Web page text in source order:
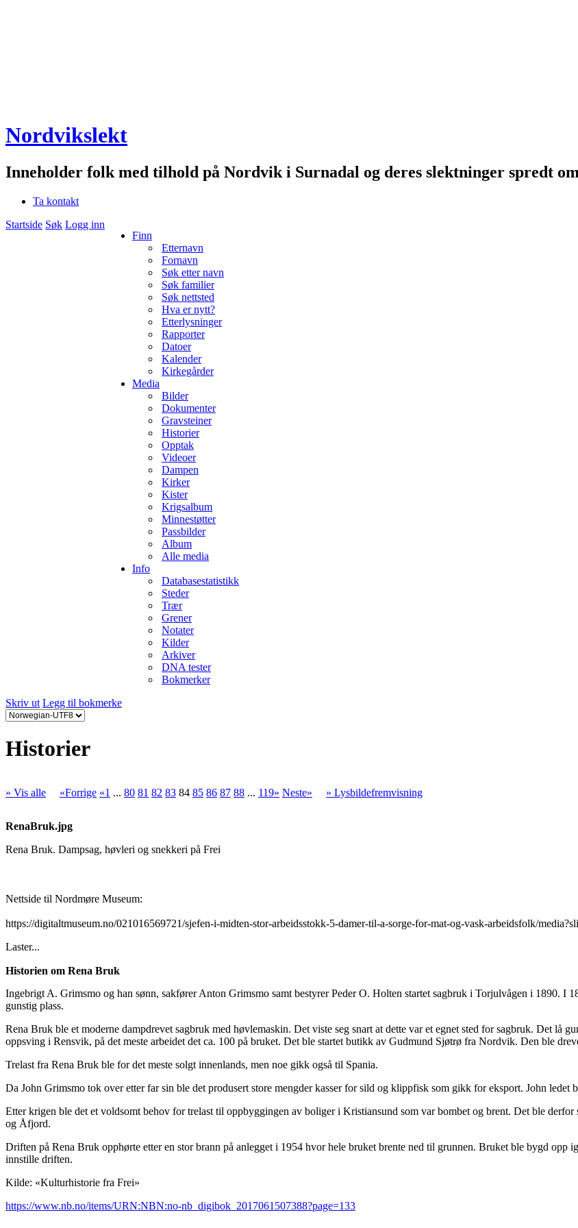
Nordvikslekt
Inneholder folk med tilhold på Nordvik i Surnadal og deres slektninger spredt
Ta kontakt
Startside Søk Logg inn
Finn
Etternavn
Fornavn
Søk etter navn
Søk familier
Søk nettsted
Hva er nytt?
Etterlysninger
Rapporter
Datoer
Kalender
Kirkegårder
Media
Bilder
Dokumenter
Gravsteiner
Historier
Opptak
Videoer
Dampen
Kirker
Kister
Krigsalbum
Minnestøtter
Passbilder
Album
Alle media
Info
Databasestatistikk
Steder
Trær
Grener
Notater
Kilder
Arkiver
DNA tester
Bokmerker
Skriv ut Legg til bokmerke
Historier
» Vis alle «Forrige «1 ... 80 81 82 83 84 85 86 87 88 ... 119» Neste» » Lysbildefremvisning
RenaBruk.jpg
Rena Bruk. Dampsag, høvleri og snekkeri på Frei
Nettside til Nordmøre Museum:
https://digitaltmuseum.no/021016569721/sjefen-i-midten-stor-arbeidsstokk-5-damer-til-a-sorge-for-mat-og-vask-arbeidsfolk/
Laster...
Historien om Rena Bruk
Ingebrigt A. Grimsmo og han sønn, sakfører Anton Grimsmo samt bestyrer Peder O. Holten startet sagbruk i Torjulvågen i 1890. I
gunstig plass.
Rena Bruk ble et moderne dampdrevet sagbruk med høvlemaskin. Det viste seg snart at dette var et egnet sted for sagbruk. Det
oppsving i Rensvik, på det meste arbeidet det ca. 100 på bruket. Det ble startet butikk av Gudmund Sjøtrø fra Nordvik. Den ble
Trelast fra Rena Bruk ble for det meste solgt innenlands, men noe gikk også til Spania.
Da John Grimsmo tok over etter far sin ble det produsert store mengder kasser for sild og klippfisk som gikk for eksport. John ledet
Etter krigen ble det et voldsomt behov for trelast til oppbyggingen av boliger i Kristiansund som var bombet og brent. Det ble
og Åfjord.
Driften på Rena Bruk opphørte etter en stor brann på anlegget i 1954 hvor hele bruket brente ned til grunnen. Bruket ble bygd opp
innstille driften.
Kilde: «Kulturhistorie fra Frei»
https://www.nb.no/items/URN:NBN:no-nb_digibok_2017061507388?page=133